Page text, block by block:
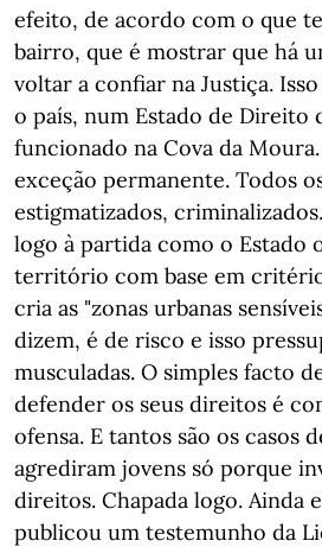
efeito, de acordo com o que
bairro, que é mostrar que há
voltar a confiar na Justiça.
o país, num Estado de Direito
funcionado na Cova da
exceção permanente. Todos
estigmatizados,
logo à partida como o Estado
território com base em
cria as "zonas urbanas
dizem, é de risco e isso
musculadas. O simples facto
defender os seus direitos é
ofensa. E tantos são os casos
agrediram jovens só porque
direitos. Chapada logo. Ainda
publicou um testemunho da